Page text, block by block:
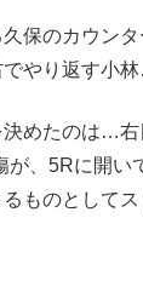
保のカウン
やり返す小林
めたのは…右
が、5Rに開い
ものとしてス